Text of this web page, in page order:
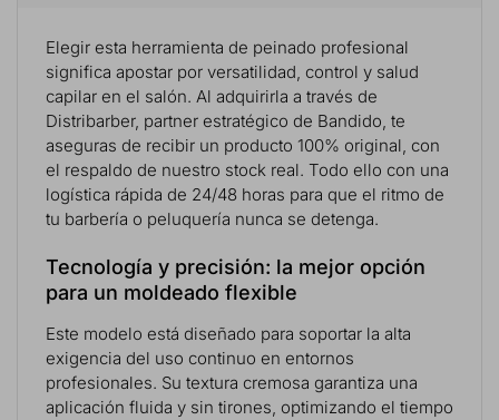
Elegir esta herramienta de peinado profesional
significa apostar por versatilidad, control y salud
capilar en el salón. Al adquirirla a través de
Distribarber, partner estratégico de Bandido, te
aseguras de recibir un producto 100% original, con
el respaldo de nuestro stock real. Todo ello con una
logística rápida de 24/48 horas para que el ritmo de
tu barbería o peluquería nunca se detenga.
Tecnología y precisión: la mejor opción
para un moldeado flexible
Este modelo está diseñado para soportar la alta
exigencia del uso continuo en entornos
profesionales. Su textura cremosa garantiza una
aplicación fluida y sin tirones, optimizando el tiempo